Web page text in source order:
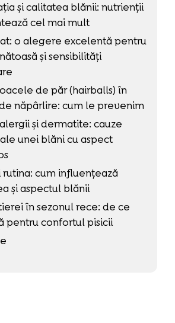
și calitatea blănii: nutrienții
cel mai mult
o alegere excelentă pentru
și sensibilități
de păr (hairballs) în
năpârlire: cum le prevenim
și dermatite: cauze
unei blăni cu aspect
rutina: cum influențează
și aspectul blănii
în sezonul rece: de ce
pentru confortul pisicii